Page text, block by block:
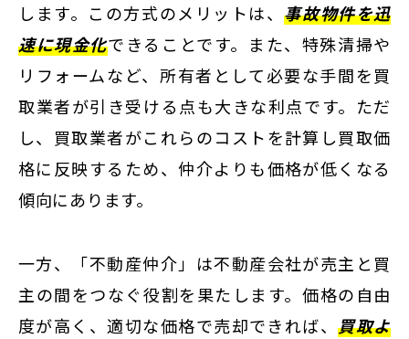
します。この方式のメリットは、事故物件を迅
速に現金化できることです。また、特殊清掃や
リフォームなど、所有者として必要な手間を買
取業者が引き受ける点も大きな利点です。ただ
し、買取業者がこれらのコストを計算し買取価
格に反映するため、仲介よりも価格が低くなる
傾向にあります。
一方、「不動産仲介」は不動産会社が売主と買
主の間をつなぐ役割を果たします。価格の自由
度が高く、適切な価格で売却できれば、買取よ